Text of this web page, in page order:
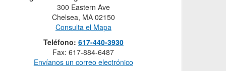
300 Eastern Ave
Chelsea, MA 02150
Consulta el Mapa
Teléfono: 617-440-3930
Fax: 617-884-6487
Envíanos un correo electrónico